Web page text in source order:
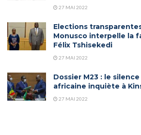
27 MAI 2022
Elections
Monusco interpelle la
Félix Tshisekedi
27 MAI 2022
Dossier M23 : le silence
africaine inquiète à
27 MAI 2022